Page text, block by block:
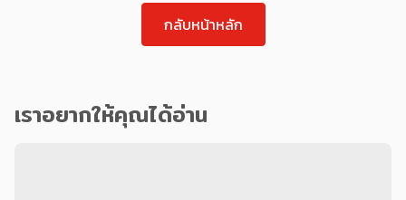
กลับหน้าหลัก
เราอยากให้คุณได้อ่าน